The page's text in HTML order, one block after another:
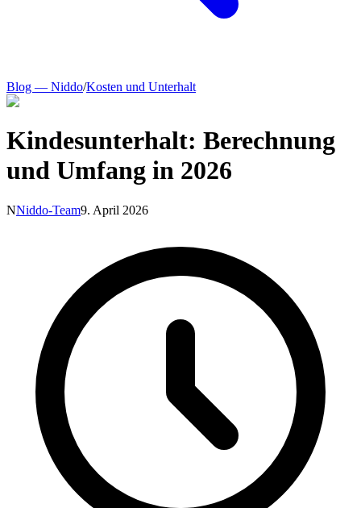
Blog — Niddo/Kosten und Unterhalt
Kindesunterhalt: Berechnung
und Umfang in 2026
NNiddo-Team9. April 2026